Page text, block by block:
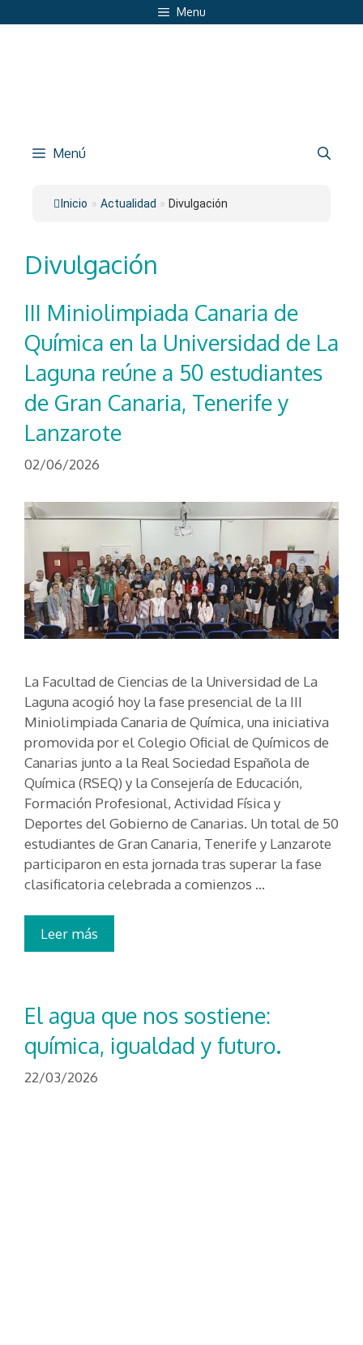
al
Menu
Menú
Inicio » Actualidad » Divulgación
Divulgación
III Miniolimpiada Canaria de
Química en la Universidad de La
Laguna reúne a 50 estudiantes
de Gran Canaria, Tenerife y
Lanzarote
02/06/2026
La Facultad de Ciencias de la Universidad de La
Laguna acogió hoy la fase presencial de la III
Miniolimpiada Canaria de Química, una iniciativa
promovida por el Colegio Oficial de Químicos de
Canarias junto a la Real Sociedad Española de
Química (RSEQ) y la Consejería de Educación,
Formación Profesional, Actividad Física y
Deportes del Gobierno de Canarias. Un total de 50
estudiantes de Gran Canaria, Tenerife y Lanzarote
participaron en esta jornada tras superar la fase
clasificatoria celebrada a comienzos …
Leer más
El agua que nos sostiene:
química, igualdad y futuro.
22/03/2026